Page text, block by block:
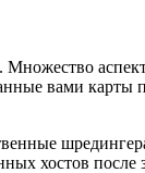
Множество
вами карты
хостов после